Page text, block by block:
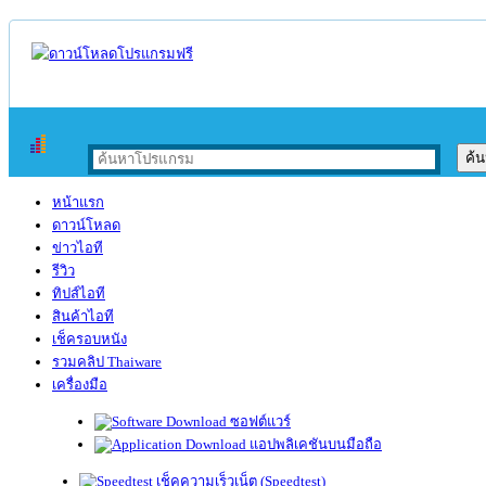
หน้าแรก
ดาวน์โหลด
ข่าวไอที
รีวิว
ทิปส์ไอที
สินค้าไอที
เช็ครอบหนัง
รวมคลิป Thaiware
เครื่องมือ
ซอฟต์แวร์
แอปพลิเคชันบนมือถือ
เช็คความเร็วเน็ต (Speedtest)